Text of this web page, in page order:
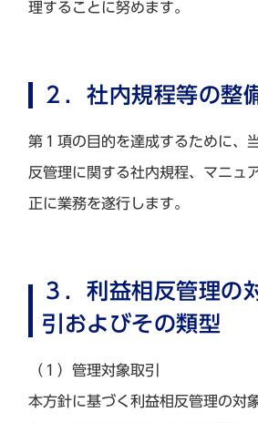
理することに努めます。
２．社内規程等の整
第１項の目的を達成するために、
反管理に関する社内規程、マニュ
正に業務を遂行します。
３．利益相反管理の
引およびその類型
（１）管理対象取引
本方針に基づく利益相反管理の対